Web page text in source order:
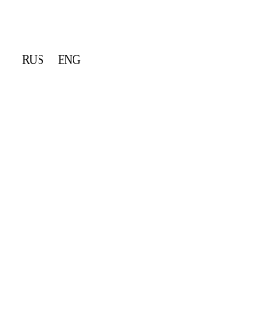
ENG
RUS